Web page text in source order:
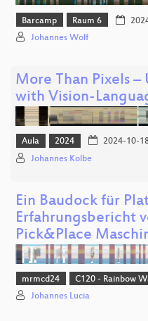
Barcamp Raum 6
Johannes Wolf
More Than Pixels
with Vision-
Aula 2024 2024-10-
Johannes Kolbe
Ein Baudock für
Erfahrungsbericht
Pick&Place
mrmcd24 C120 - Rainbow
Johannes Lucia